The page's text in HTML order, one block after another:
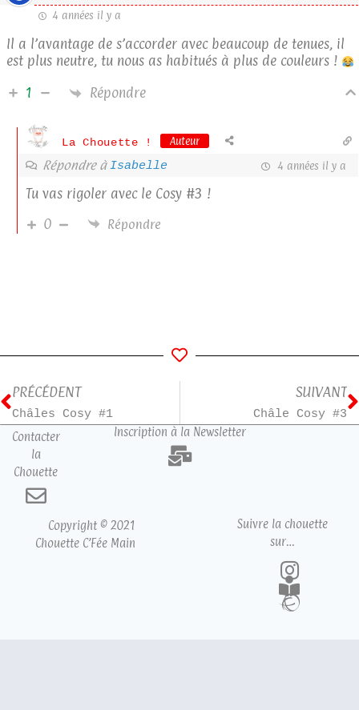
4 années il y a
Il a l’avantage de s’accorder avec beaucoup de tenues, il
est plus neutre, tu nous as habitués à plus de couleurs !
1
Répondre
La Chouette ! Auteur
Répondre àIsabelle 4 années il y a
Tu vas rigoler avec le Cosy #3 !
0
Répondre
PRÉCÉDENT
Châles Cosy #1
SUIVANT
Châle Cosy #3
Contacter
la
Chouette
Inscription à la Newsletter
Copyright © 2021
Chouette C’Fée Main
Suivre la chouette
sur…